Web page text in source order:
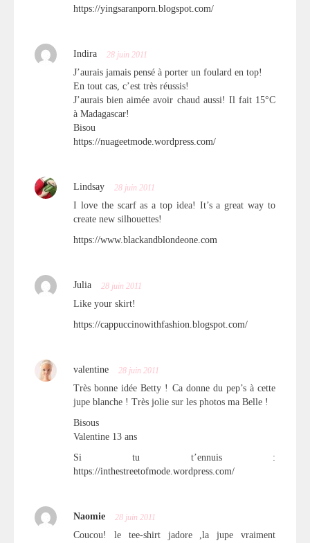
https://yingsaranporn.blogspot.com/
Indira 28 juin 2011
J’aurais jamais pensé à porter un foulard en top!
En tout cas, c’est très réussis!
J’aurais bien aimée avoir chaud aussi! Il fait 15°C
à Madagascar!
Bisou
https://nuageetmode.wordpress.com/
Lindsay 28 juin 2011
I love the scarf as a top idea! It’s a great way to
create new silhouettes!
https://www.blackandblondeone.com
Julia 28 juin 2011
Like your skirt!
https://cappuccinowithfashion.blogspot.com/
valentine 28 juin 2011
Très bonne idée Betty ! Ca donne du pep’s à cette
jupe blanche ! Très jolie sur les photos ma Belle !
Bisous
Valentine 13 ans
Si tu t’ennuis :
https://inthestreetofmode.wordpress.com/
Naomie 28 juin 2011
Coucou! le tee-shirt jadore ,la jupe vraiment